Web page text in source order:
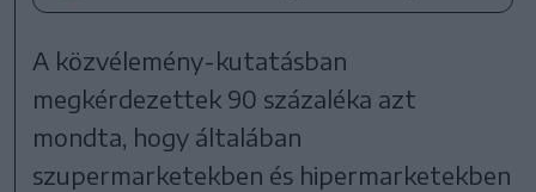
A közvélemény-kutatásban
megkérdezettek 90 százaléka azt
mondta, hogy általában
szupermarketekben és hipermarketekben